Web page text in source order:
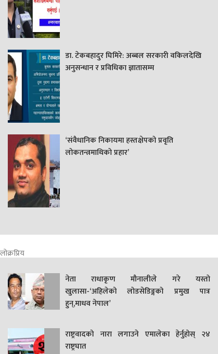
डा. टेकबहादुर घिमिरे: अब्बल सरकारी वकिलदेखि
अनुसन्धान र प्रविधिका ज्ञातासम्म
‘संवैधानिक निकायमा हस्तक्षेपको प्रवृति
लोकतन्त्रमाथिको प्रहार’
लोक्रप्रिय
नेता राधाकृण मौनालीले गरे यस्तो
खुलासा-‘अहिलेको लोडसेडिङ्गको प्रमुख पात्र
हुन्,माधव नेपाल’
राष्ट्रवादको नारा लगाउने एमालेका हेर्नुहोस् २४
राष्ट्रघात